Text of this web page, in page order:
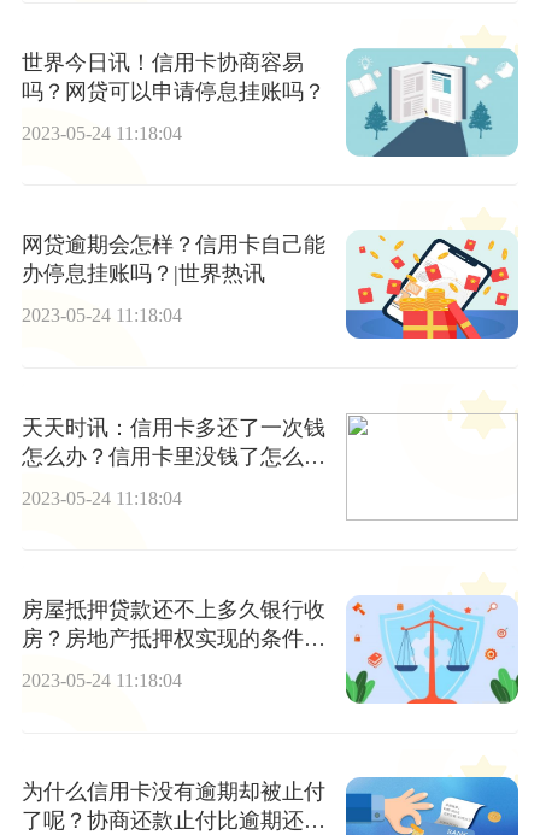
世界今日讯！信用卡协商容易
吗？网贷可以申请停息挂账吗？
2023-05-24 11:18:04
网贷逾期会怎样？信用卡自己能
办停息挂账吗？|世界热讯
2023-05-24 11:18:04
天天时讯：信用卡多还了一次钱
怎么办？信用卡里没钱了怎么透
2023-05-24 11:18:04
房屋抵押贷款还不上多久银行收
房？房地产抵押权实现的条件都
有哪些？
2023-05-24 11:18:04
为什么信用卡没有逾期却被止付
了呢？协商还款止付比逾期还严